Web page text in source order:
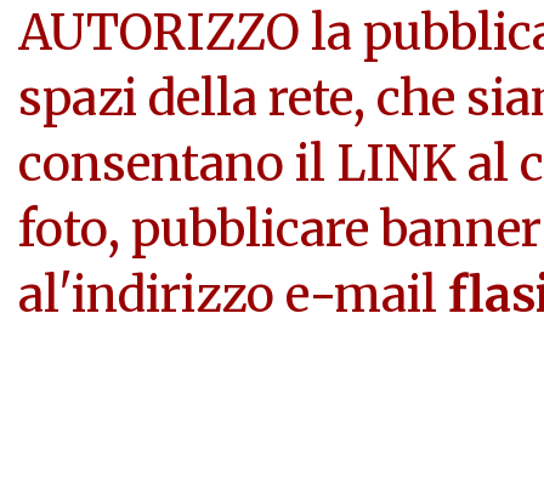
AUTORIZZO la
spazi della rete, che
consentano il LINK al
foto, pubblicare
al'indirizzo e-mail